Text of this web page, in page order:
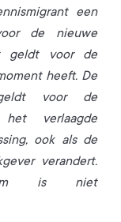
een
de nieuwe
geldt voor de
heeft. De
voor de
verlaagde
ook als de
verandert.
is niet